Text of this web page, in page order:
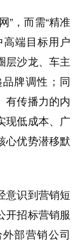
”，而需“精准
高端目标用户
层沙龙、车主
牌调性；同
有传播力的内
现低成本、广
心优势潜移默
意识到营销短
开招标营销服
部营销公司